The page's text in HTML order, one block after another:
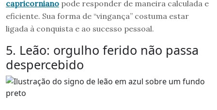
capricorniano pode responder de maneira calculada e
eficiente. Sua forma de “vingança” costuma estar
ligada à conquista e ao sucesso pessoal.
5. Leão: orgulho ferido não passa
despercebido